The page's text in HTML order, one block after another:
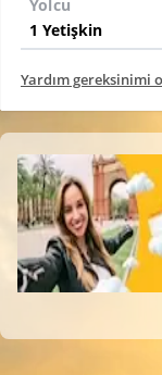
Yolcu
Yardım gereksinimi